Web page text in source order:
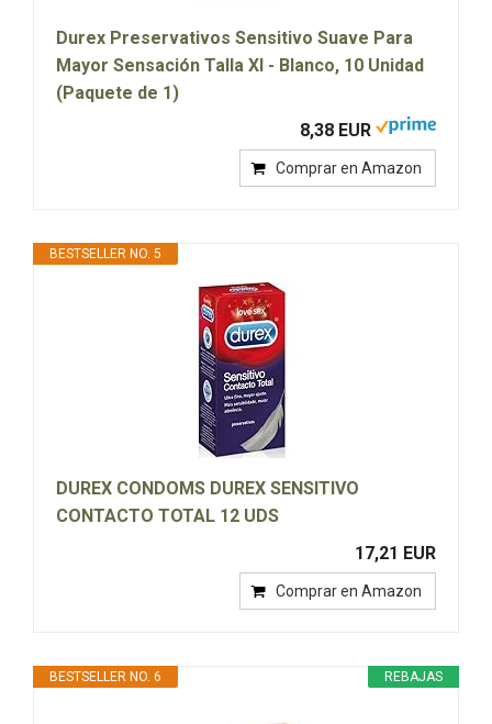
Durex Preservativos Sensitivo Suave Para
Mayor Sensación Talla Xl - Blanco, 10 Unidad
(Paquete de 1)
8,38 EUR
Comprar en Amazon
BESTSELLER NO. 5
DUREX CONDOMS DUREX SENSITIVO
CONTACTO TOTAL 12 UDS
17,21 EUR
Comprar en Amazon
REBAJAS
BESTSELLER NO. 6